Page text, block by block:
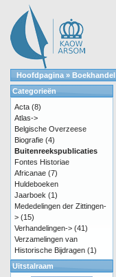
Hoofdpagina » Boekhandel
Categorieën
Acta (8)
Atlas->
Belgische Overzeese
Biografie (4)
Buitenreekspublicaties
Fontes Historiae
Africanae (7)
Huldeboeken
Jaarboek (1)
Mededelingen der Zittingen-
> (15)
Verhandelingen-> (41)
Verzamelingen van
Historische Bijdragen (1)
Uitstalraam